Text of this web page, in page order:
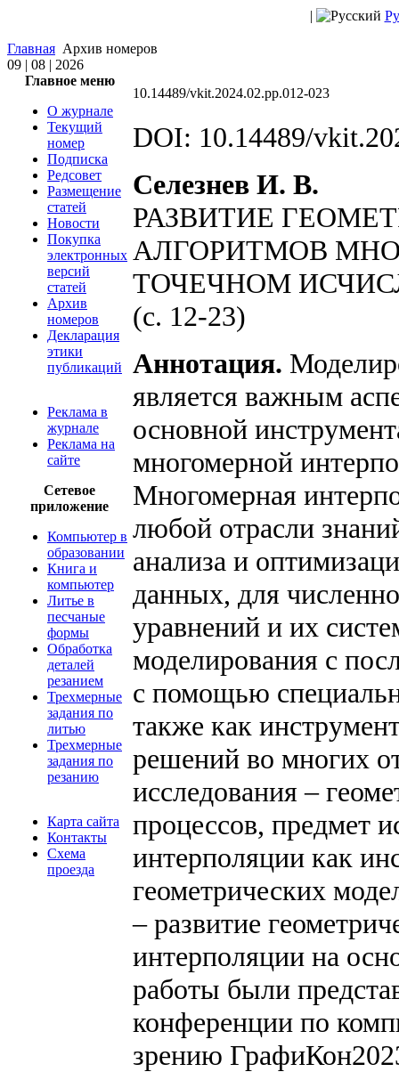
|
Главная Архив номеров
09 | 08 | 2026
Главное меню
О журнале
Текущий
номер
Подписка
Редсовет
Размещение
статей
Новости
Покупка
электронных
версий
статей
Архив
номеров
Декларация
этики
публикаций
Реклама в
журнале
Реклама на
сайте
Сетевое
приложение
Компьютер в
образовании
Книга и
компьютер
Литье в
песчаные
формы
Обработка
деталей
резанием
Трехмерные
задания по
литью
Трехмерные
задания по
резанию
Карта сайта
Контакты
Схема
проезда
10.14489/vkit.2024.02.рр.012-023
DOI: 10.14489/
Селезнев И. В.
РАЗВИТИЕ
АЛГОРИТМОВ
ТОЧЕЧНОМ
(с. 12-23)
Аннотация.
является важным
основной
многомерной
Многомерная
любой отрасли
анализа и
данных, для
уравнений и их
моделирования с
с помощью
также как
решений во многих
исследования –
процессов, предмет
интерполяции как
геометрических
– развитие
интерполяции на
работы были
конференции по
зрению